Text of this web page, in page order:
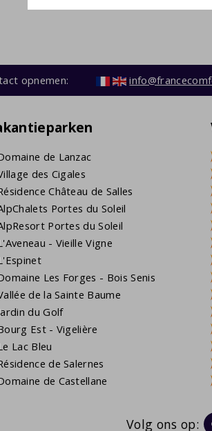
opnemen:
de Lanzac
des Cigales
Château de Salles
Portes du Soleil
Portes du Soleil
- Vieille Vigne
Les Forges - Bois Senis
de la Sainte Baume
du Golf
Est - Vigelière
Lac Bleu
de Salernes
de Castellane
Volg ons op: